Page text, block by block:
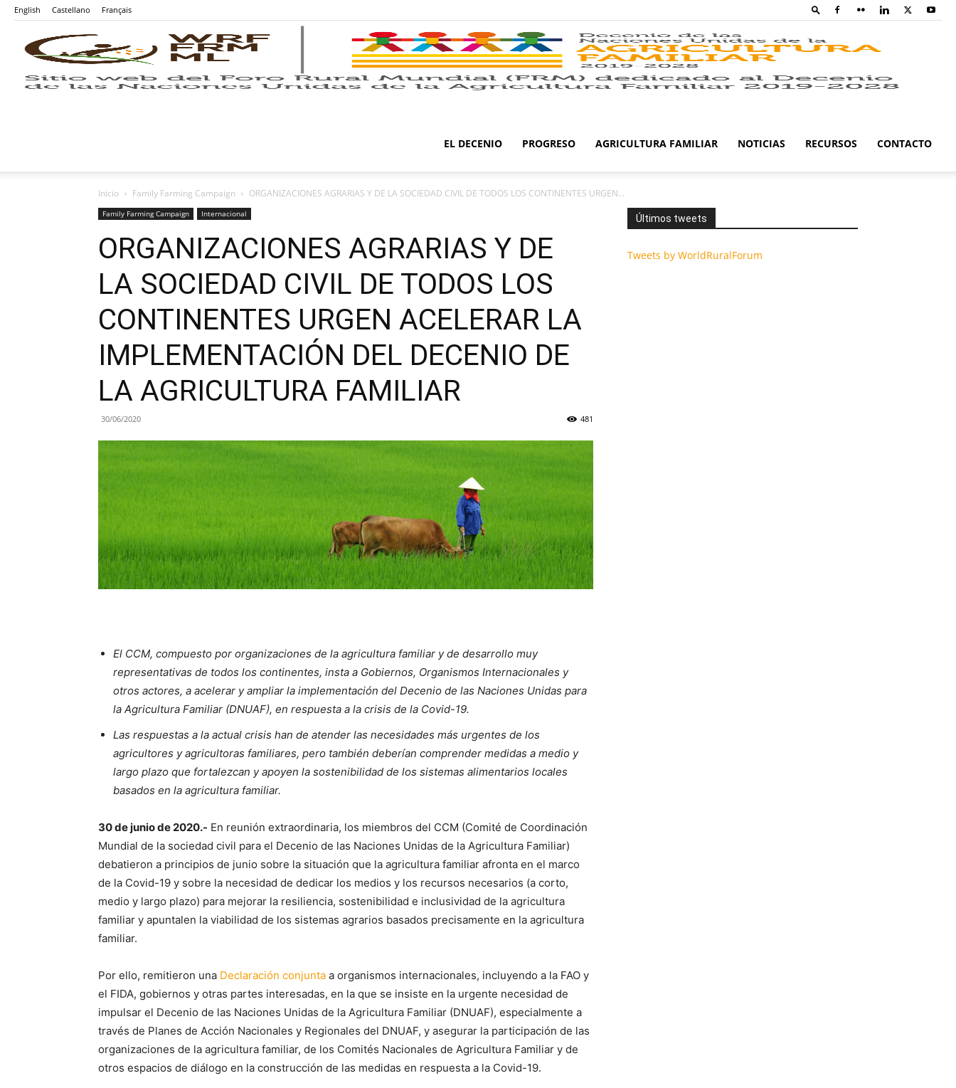
English Castellano Français
EL DECENIO PROGRESO AGRICULTURA FAMILIAR NOTICIAS RECURSOS CONTACTO
Inicio Family Farming Campaign ORGANIZACIONES AGRARIAS Y DE LA SOCIEDAD CIVIL DE TODOS LOS CONTINENTES URGEN...
Family Farming Campaign Internacional
ORGANIZACIONES AGRARIAS Y DE
LA SOCIEDAD CIVIL DE TODOS LOS
CONTINENTES URGEN ACELERAR LA
IMPLEMENTACIÓN DEL DECENIO DE
LA AGRICULTURA FAMILIAR
30/06/2020 481
El CCM, compuesto por organizaciones de la agricultura familiar y de desarrollo muy
representativas de todos los continentes, insta a Gobiernos, Organismos Internacionales y
otros actores, a acelerar y ampliar la implementación del Decenio de las Naciones Unidas para
la Agricultura Familiar (DNUAF), en respuesta a la crisis de la Covid-19.
Las respuestas a la actual crisis han de atender las necesidades más urgentes de los
agricultores y agricultoras familiares, pero también deberían comprender medidas a medio y
largo plazo que fortalezcan y apoyen la sostenibilidad de los sistemas alimentarios locales
basados en la agricultura familiar.
30 de junio de 2020.- En reunión extraordinaria, los miembros del CCM (Comité de Coordinación
Mundial de la sociedad civil para el Decenio de las Naciones Unidas de la Agricultura Familiar)
debatieron a principios de junio sobre la situación que la agricultura familiar afronta en el marco
de la Covid-19 y sobre la necesidad de dedicar los medios y los recursos necesarios (a corto,
medio y largo plazo) para mejorar la resiliencia, sostenibilidad e inclusividad de la agricultura
familiar y apuntalen la viabilidad de los sistemas agrarios basados precisamente en la agricultura
familiar.
Por ello, remitieron una Declaración conjunta a organismos internacionales, incluyendo a la FAO y
el FIDA, gobiernos y otras partes interesadas, en la que se insiste en la urgente necesidad de
impulsar el Decenio de las Naciones Unidas de la Agricultura Familiar (DNUAF), especialmente a
través de Planes de Acción Nacionales y Regionales del DNUAF, y asegurar la participación de las
organizaciones de la agricultura familiar, de los Comités Nacionales de Agricultura Familiar y de
otros espacios de diálogo en la construcción de las medidas en respuesta a la Covid-19.
Últimos tweets
Tweets by WorldRuralForum